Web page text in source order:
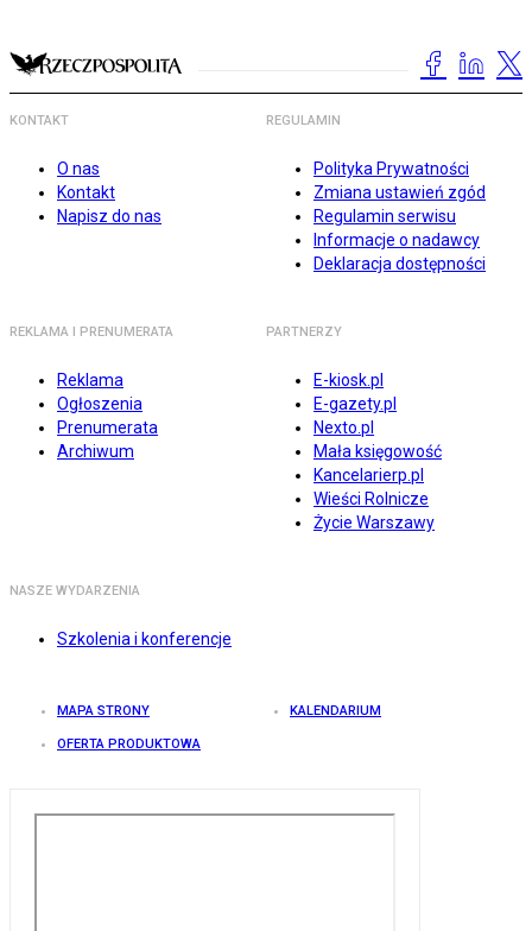
KONTAKT
O nas
Kontakt
Napisz do nas
REGULAMIN
Polityka Prywatności
Zmiana ustawień zgód
Regulamin serwisu
Informacje o nadawcy
Deklaracja dostępności
REKLAMA I PRENUMERATA
Reklama
Ogłoszenia
Prenumerata
Archiwum
PARTNERZY
E-kiosk.pl
E-gazety.pl
Nexto.pl
Mała księgowość
Kancelarierp.pl
Wieści Rolnicze
Życie Warszawy
NASZE WYDARZENIA
Szkolenia i konferencje
MAPA STRONY KALENDARIUM
OFERTA PRODUKTOWA